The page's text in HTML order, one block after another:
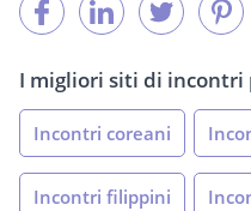
I migliori siti di incontri
Incontri coreani
Incontri filippini